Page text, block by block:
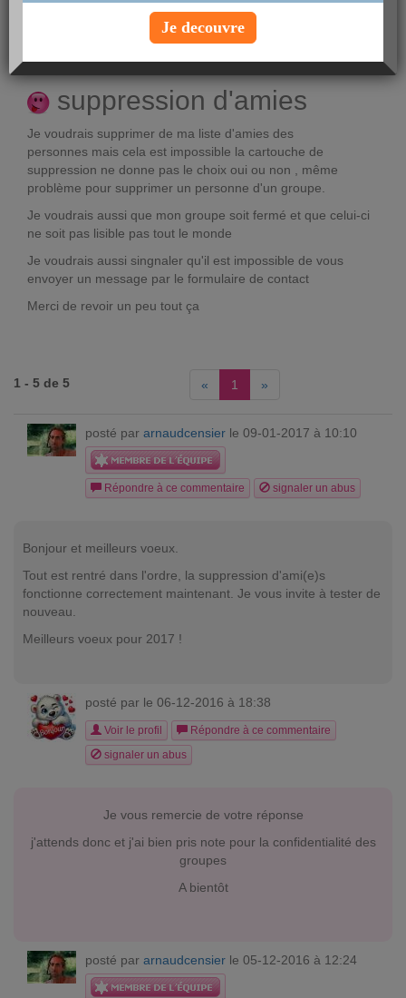
posté parnounours_0le 18-11-2016 à 17:47
Voir le profil
suppression d'amies
Je voudrais supprimer de ma liste d'amies des
personnes mais cela est impossible la cartouche de
suppression ne donne pas le choix oui ou non , même
problème pour supprimer un personne d'un groupe.
Je voudrais aussi que mon groupe soit fermé et que celui-ci
ne soit pas lisible pas tout le monde
Je voudrais aussi singnaler qu'il est impossible de vous
envoyer un message par le formulaire de contact
Merci de revoir un peu tout ça
1 - 5 de 5 « 1 »
posté par arnaudcensier le 09-01-2017 à 10:10
Répondre à ce commentaire signaler un abus
Bonjour et meilleurs voeux.
Tout est rentré dans l'ordre, la suppression d'ami(e)s
fonctionne correctement maintenant. Je vous invite à tester de
nouveau.
Meilleurs voeux pour 2017 !
posté par le 06-12-2016 à 18:38
Voir le profil
Répondre à ce commentaire
signaler un abus
Je vous remercie de votre réponse
j'attends donc et j'ai bien pris note pour la confidentialité des
groupes
A bientôt
posté par arnaudcensier le 05-12-2016 à 12:24
Je decouvre